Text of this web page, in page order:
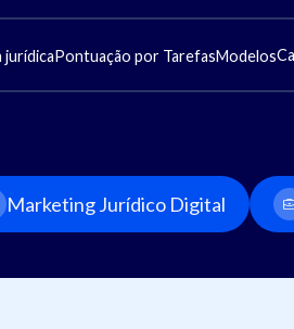
Pontuação por TarefasModelos
Marketing Jurídico Digital